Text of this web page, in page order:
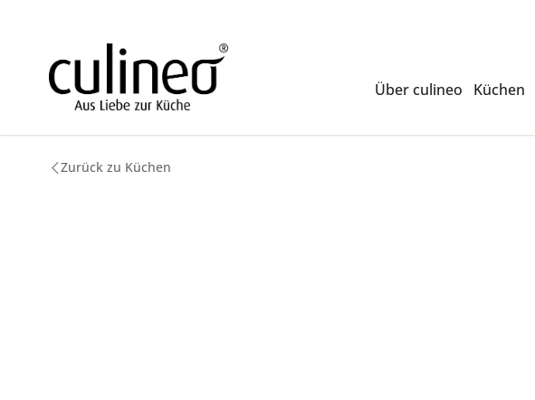
Über culineo Küchen
Zurück zu Küchen